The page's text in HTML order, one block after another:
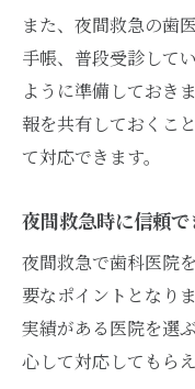
由
急な痛みに
歯医者夜間
夜間の歯痛
役割
歯医者夜間救急
歯医者夜間
点
夜間救急歯
問
また、夜間救急の歯
手帳、普段受診して
ように準備しておき
報を共有しておくこ
て対応できます。
夜間救急時に信頼
夜間救急で歯科医院
要なポイントとなり
実績がある医院を選
心して対応してもら